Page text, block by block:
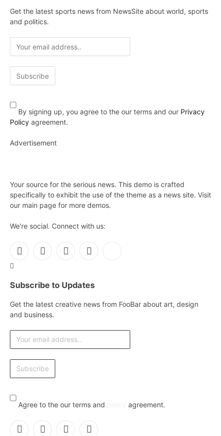
Get the latest sports news from NewsSite about world, sports
and politics.
By signing up, you agree to the our terms and our Privacy
Policy agreement.
Advertisement
Your source for the serious news. This demo is crafted
specifically to exhibit the use of the theme as a news site. Visit
our main page for more demos.
We're social. Connect with us:
Facebook
X
InstagramPinterest
Subscribe to Updates
Get the latest creative news from FooBar about art, design
and business.
Agree to the our terms and agreement.
Facebook
X InstagramPinterest